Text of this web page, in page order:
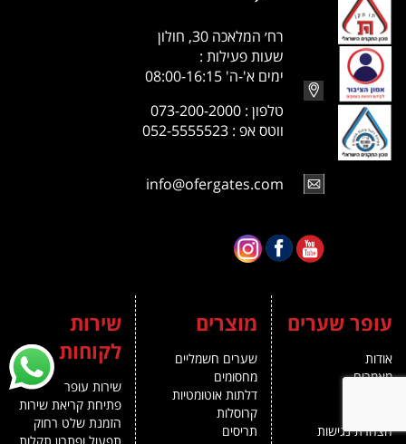
רח׳ המלאכה 30, חולון
שעות פעילות :
ימים א'-ה' 08:00-16:15
טלפון : 073-200-2000
ווטס אפ : 052-5555523
info@ofergates.com
עופר שערים
אודות
מאמרים
הצהרת נגישות
מוצרים
שערים חשמליים
מחסומים
דלתות אוטומטיות
קרוסלות
תריסים
שירות
לקוחות
שירות עופר
פתיחת קריאת שירות
הזמנת שלט רחוק